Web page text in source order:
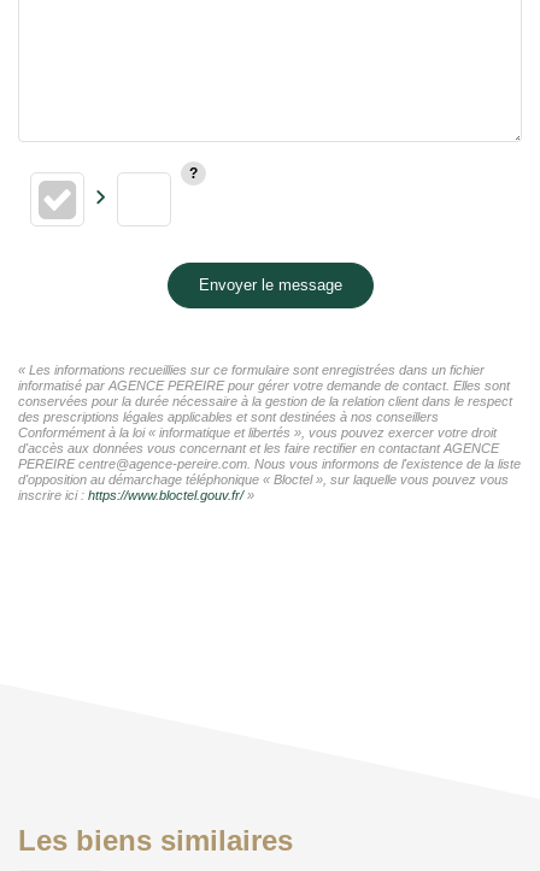
Envoyer le message
« Les informations recueillies sur ce formulaire sont enregistrées dans un fichier
informatisé par AGENCE PEREIRE pour gérer votre demande de contact. Elles sont
conservées pour la durée nécessaire à la gestion de la relation client dans le respect
des prescriptions légales applicables et sont destinées à nos conseillers
Conformément à la loi « informatique et libertés », vous pouvez exercer votre droit
d'accès aux données vous concernant et les faire rectifier en contactant AGENCE
PEREIRE centre@agence-pereire.com. Nous vous informons de l'existence de la liste
d'opposition au démarchage téléphonique « Bloctel », sur laquelle vous pouvez vous
inscrire ici : https://www.bloctel.gouv.fr/»
Les biens similaires